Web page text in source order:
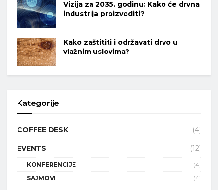
Vizija za 2035. godinu: Kako će drvna
industrija proizvoditi?
Kako zaštititi i održavati drvo u
vlažnim uslovima?
Kategorije
COFFEE DESK (4)
EVENTS (12)
KONFERENCIJE
(4)
SAJMOVI
(4)